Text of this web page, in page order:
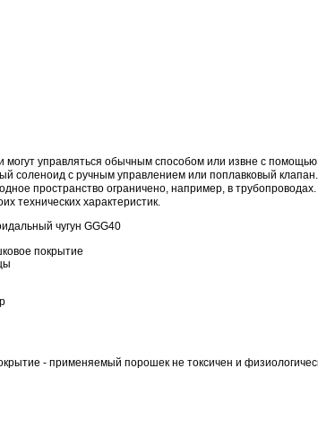
управляться обычным способом или извне с помощью
соленоид с ручным управлением или поплавковый
пространство ограничено, например, в
технических характеристик.
чугун GGG40
покрытие
- применяемый порошек не токсичен и